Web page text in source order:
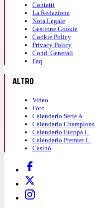
Contatti
La Redazione
Nota Legale
Gestione Cookie
Cookie Policy
Privacy Policy
Cond. Generali
Faq
ALTRO
Video
Foto
Calendario Serie A
Calendario Champions
Calendario Europa L.
Calendario Premier L.
Casinò